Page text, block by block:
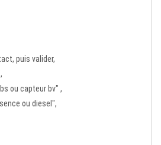
puis valider,
ou capteur bv" ,
ou diesel",